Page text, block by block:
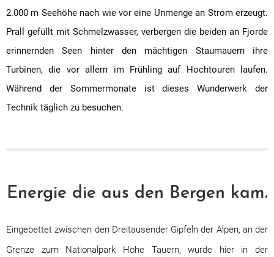
2.000 m Seehöhe nach wie vor eine Unmenge an Strom erzeugt.
Prall gefüllt mit Schmelzwasser, verbergen die beiden an Fjorde
erinnernden Seen hinter den mächtigen Staumauern ihre
Turbinen, die vor allem im Frühling auf Hochtouren laufen.
Während der Sommermonate ist dieses Wunderwerk der
Technik täglich zu besuchen.
Energie die aus den Bergen kam.
Eingebettet zwischen den Dreitausender Gipfeln der Alpen, an der
Grenze zum Nationalpark Hohe Tauern, wurde hier in der